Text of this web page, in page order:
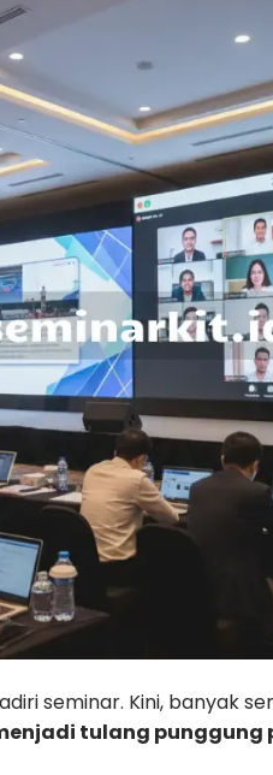
seminar. Kini, banyak
tulang punggung